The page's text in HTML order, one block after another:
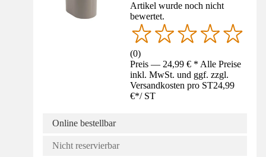
Artikel wurde noch nicht
bewertet.
(0)
Preis — 24,99 € * Alle Preise
inkl. MwSt. und ggf. zzgl.
Versandkosten pro ST24,99
€*/ ST
Online bestellbar
Nicht reservierbar